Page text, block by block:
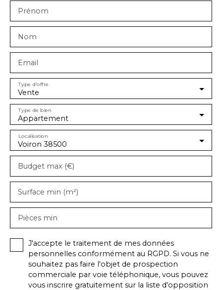
Prénom
Nom
Email
Vente
Type d'offre
Appartement
Type de bien
Voiron 38500
Localisation
Budget max (€)
Surface min (m²)
Pièces min
J'accepte le traitement de mes données
personnelles conformément au RGPD. Si vous ne
souhaitez pas faire l'objet de prospection
commerciale par voie téléphonique, vous pouvez
vous inscrire gratuitement sur la liste d'opposition